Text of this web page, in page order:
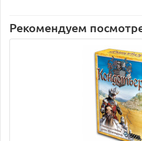
Рекомендуем